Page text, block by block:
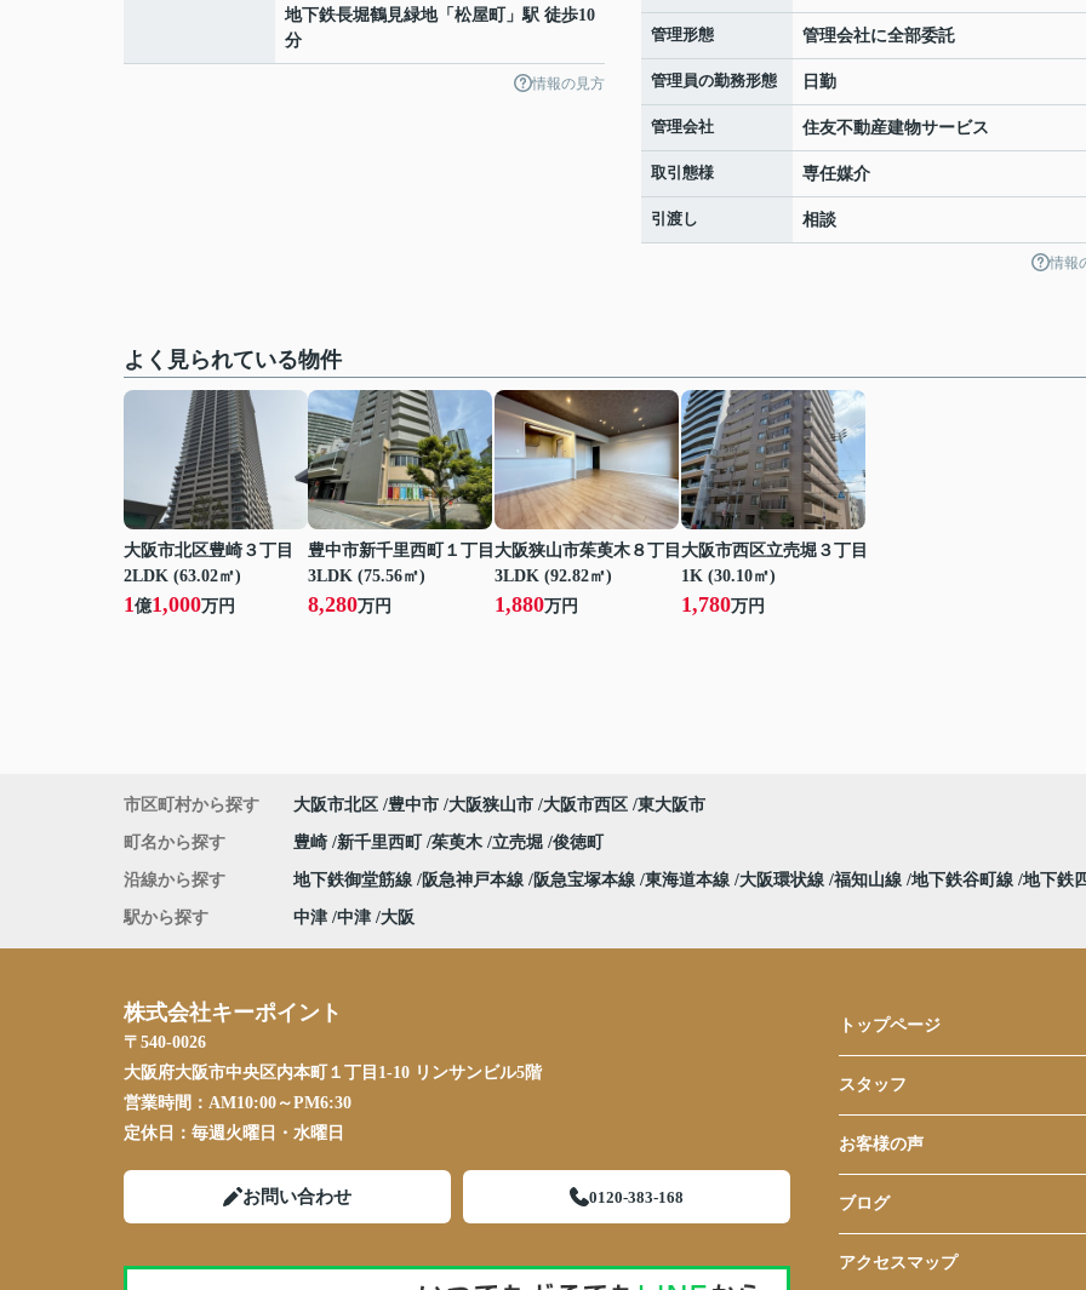
地下鉄長堀鶴見緑地「 松屋町
」駅 徒歩10
分
情報の見方
管理形態 管理会社に全部委託
管理員の勤務形態 日勤
管理会社 住友不動産建物サービス
取引態様 専任媒介
引渡し 相談
情報
よく見られている物件
大阪市北区豊崎３丁目
2LDK (63.02㎡)
1億1,000万円
豊中市新千里西町１丁目
3LDK (75.56㎡)
8,280万円
大阪狭山市茱萸木８丁目
3LDK (92.82㎡)
1,880万円
大阪市西区立売堀３丁目
1K (30.10㎡)
1,780万円
市区町村から探す 大阪市北区 豊中市 大阪狭山市 大阪市西区 東大阪市
町名から探す 豊崎 新千里西町 茱萸木 立売堀 俊徳町
沿線から探す 地下鉄御堂筋線 阪急神戸本線 阪急宝塚本線 東海道本線 大阪環状線 福知山線 地下鉄谷町線 地下鉄
駅から探す 中津 中津 大阪
株式会社キーポイント
〒540-0026
大阪府大阪市中央区内本町１丁目1-10 リンサンビル5階
営業時間： AM10:00～PM6:30
定休日： 毎週火曜日・水曜日
お問い合わせ 0120-383-168
トップページ
スタッフ
お客様の声
ブログ
アクセスマップ